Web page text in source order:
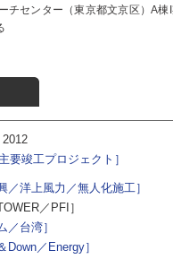
チセンター（東京都文京区）A棟
要竣工プロジェクト］
／洋上風力／無人化施工］
／PFI］
／台湾］
Down／Energy］